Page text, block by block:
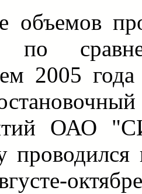
объемов
по
2005
ОАО